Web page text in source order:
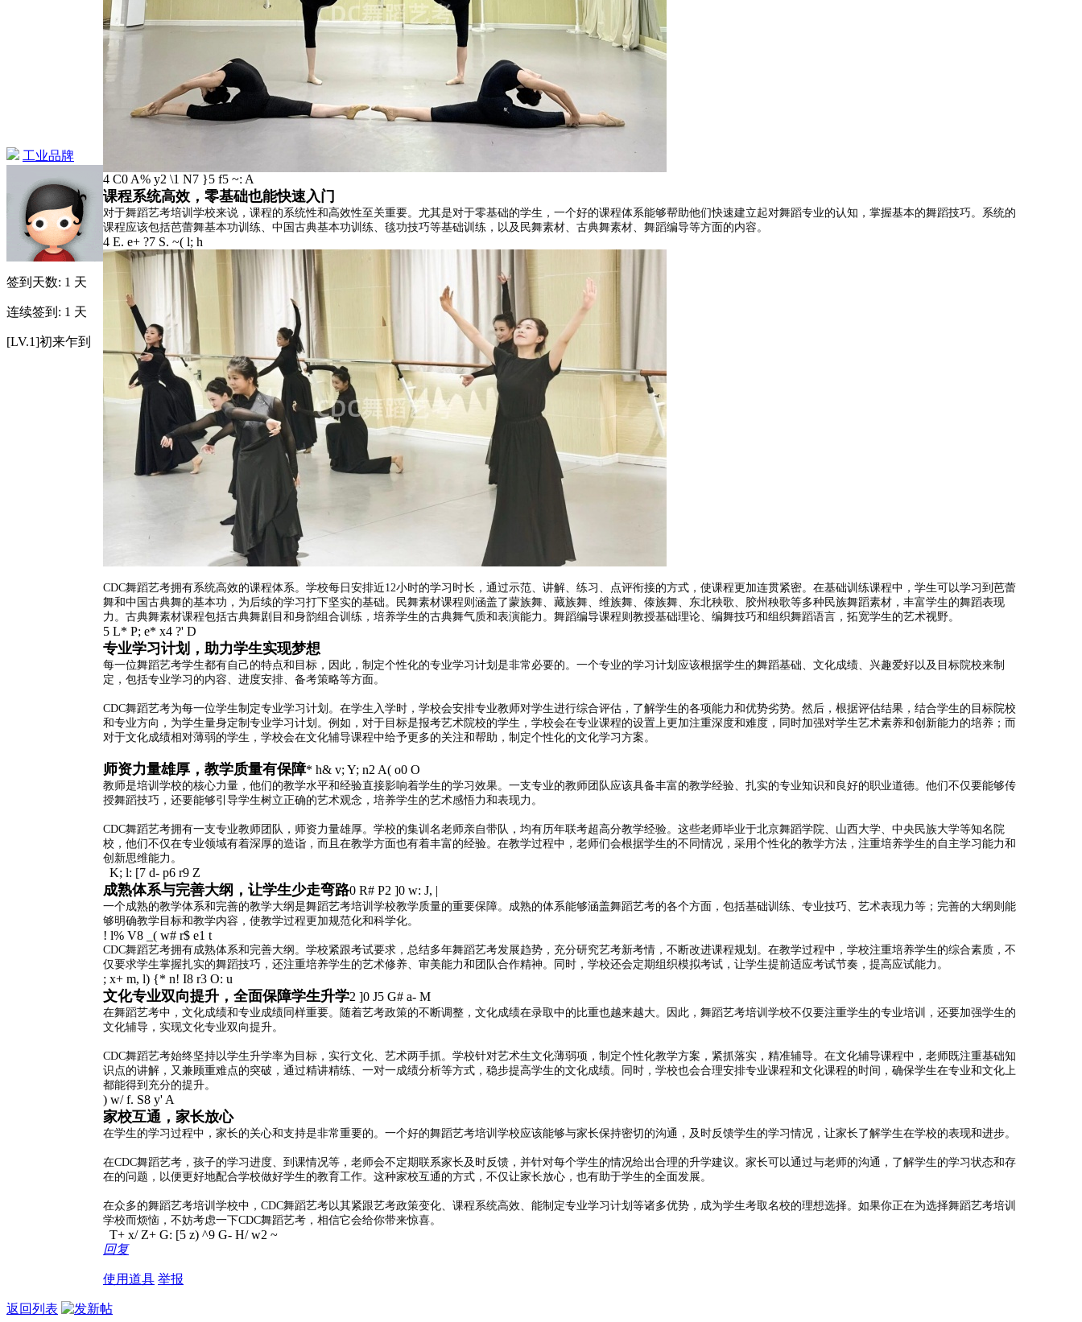
工业品牌
签到天数: 1 天
连续签到: 1 天
[LV.1]初来乍到
4 C0 A% y2 \1 N7 }5 f5 ~: A
课程系统高效，零基础也能快速入门
对于舞蹈艺考培训学校来说，课程的系统性和高效性至关重要。尤其是对于零基础的学生，一个好的课程体系能够帮助他们快速建立起对舞蹈专业的认知，掌握基本的舞蹈技巧。系统的
课程应该包括芭蕾舞基本功训练、中国古典基本功训练、毯功技巧等基础训练，以及民舞素材、古典舞素材、舞蹈编导等方面的内容。
4 E. e+ ?7 S. ~( l; h
CDC舞蹈艺考拥有系统高效的课程体系。学校每日安排近12小时的学习时长，通过示范、讲解、练习、点评衔接的方式，使课程更加连贯紧密。在基础训练课程中，学生可以学习到芭蕾
舞和中国古典舞的基本功，为后续的学习打下坚实的基础。民舞素材课程则涵盖了蒙族舞、藏族舞、维族舞、傣族舞、东北秧歌、胶州秧歌等多种民族舞蹈素材，丰富学生的舞蹈表现
力。古典舞素材课程包括古典舞剧目和身韵组合训练，培养学生的古典舞气质和表演能力。舞蹈编导课程则教授基础理论、编舞技巧和组织舞蹈语言，拓宽学生的艺术视野。
5 L* P; e* x4 ?' D
专业学习计划，助力学生实现梦想
每一位舞蹈艺考学生都有自己的特点和目标，因此，制定个性化的专业学习计划是非常必要的。一个专业的学习计划应该根据学生的舞蹈基础、文化成绩、兴趣爱好以及目标院校来制
定，包括专业学习的内容、进度安排、备考策略等方面。
CDC舞蹈艺考为每一位学生制定专业学习计划。在学生入学时，学校会安排专业教师对学生进行综合评估，了解学生的各项能力和优势劣势。然后，根据评估结果，结合学生的目标院校
和专业方向，为学生量身定制专业学习计划。例如，对于目标是报考艺术院校的学生，学校会在专业课程的设置上更加注重深度和难度，同时加强对学生艺术素养和创新能力的培养；而
对于文化成绩相对薄弱的学生，学校会在文化辅导课程中给予更多的关注和帮助，制定个性化的文化学习方案。
师资力量雄厚，教学质量有保障* h& v; Y; n2 A( o0 O
教师是培训学校的核心力量，他们的教学水平和经验直接影响着学生的学习效果。一支专业的教师团队应该具备丰富的教学经验、扎实的专业知识和良好的职业道德。他们不仅要能够传
授舞蹈技巧，还要能够引导学生树立正确的艺术观念，培养学生的艺术感悟力和表现力。
CDC舞蹈艺考拥有一支专业教师团队，师资力量雄厚。学校的集训名老师亲自带队，均有历年联考超高分教学经验。这些老师毕业于北京舞蹈学院、山西大学、中央民族大学等知名院
校，他们不仅在专业领域有着深厚的造诣，而且在教学方面也有着丰富的经验。在教学过程中，老师们会根据学生的不同情况，采用个性化的教学方法，注重培养学生的自主学习能力和
创新思维能力。
K; l: [7 d- p6 r9 Z
成熟体系与完善大纲，让学生少走弯路0 R# P2 ]0 w: J, |
一个成熟的教学体系和完善的教学大纲是舞蹈艺考培训学校教学质量的重要保障。成熟的体系能够涵盖舞蹈艺考的各个方面，包括基础训练、专业技巧、艺术表现力等；完善的大纲则能
够明确教学目标和教学内容，使教学过程更加规范化和科学化。
! l% V8 _( w# r$ e1 t
CDC舞蹈艺考拥有成熟体系和完善大纲。学校紧跟考试要求，总结多年舞蹈艺考发展趋势，充分研究艺考新考情，不断改进课程规划。在教学过程中，学校注重培养学生的综合素质，不
仅要求学生掌握扎实的舞蹈技巧，还注重培养学生的艺术修养、审美能力和团队合作精神。同时，学校还会定期组织模拟考试，让学生提前适应考试节奏，提高应试能力。
; x+ m, l) {* n! I8 r3 O: u
文化专业双向提升，全面保障学生升学2 ]0 J5 G# a- M
在舞蹈艺考中，文化成绩和专业成绩同样重要。随着艺考政策的不断调整，文化成绩在录取中的比重也越来越大。因此，舞蹈艺考培训学校不仅要注重学生的专业培训，还要加强学生的
文化辅导，实现文化专业双向提升。
CDC舞蹈艺考始终坚持以学生升学率为目标，实行文化、艺术两手抓。学校针对艺术生文化薄弱项，制定个性化教学方案，紧抓落实，精准辅导。在文化辅导课程中，老师既注重基础知
识点的讲解，又兼顾重难点的突破，通过精讲精练、一对一成绩分析等方式，稳步提高学生的文化成绩。同时，学校也会合理安排专业课程和文化课程的时间，确保学生在专业和文化上
都能得到充分的提升。
) w/ f. S8 y' A
家校互通，家长放心
在学生的学习过程中，家长的关心和支持是非常重要的。一个好的舞蹈艺考培训学校应该能够与家长保持密切的沟通，及时反馈学生的学习情况，让家长了解学生在学校的表现和进步。
在CDC舞蹈艺考，孩子的学习进度、到课情况等，老师会不定期联系家长及时反馈，并针对每个学生的情况给出合理的升学建议。家长可以通过与老师的沟通，了解学生的学习状态和存
在的问题，以便更好地配合学校做好学生的教育工作。这种家校互通的方式，不仅让家长放心，也有助于学生的全面发展。
在众多的舞蹈艺考培训学校中，CDC舞蹈艺考以其紧跟艺考政策变化、课程系统高效、能制定专业学习计划等诸多优势，成为学生考取名校的理想选择。如果你正在为选择舞蹈艺考培训
学校而烦恼，不妨考虑一下CDC舞蹈艺考，相信它会给你带来惊喜。
T+ x/ Z+ G: [5 z) ^9 G- H/ w2 ~
回复
使用道具 举报
返回列表